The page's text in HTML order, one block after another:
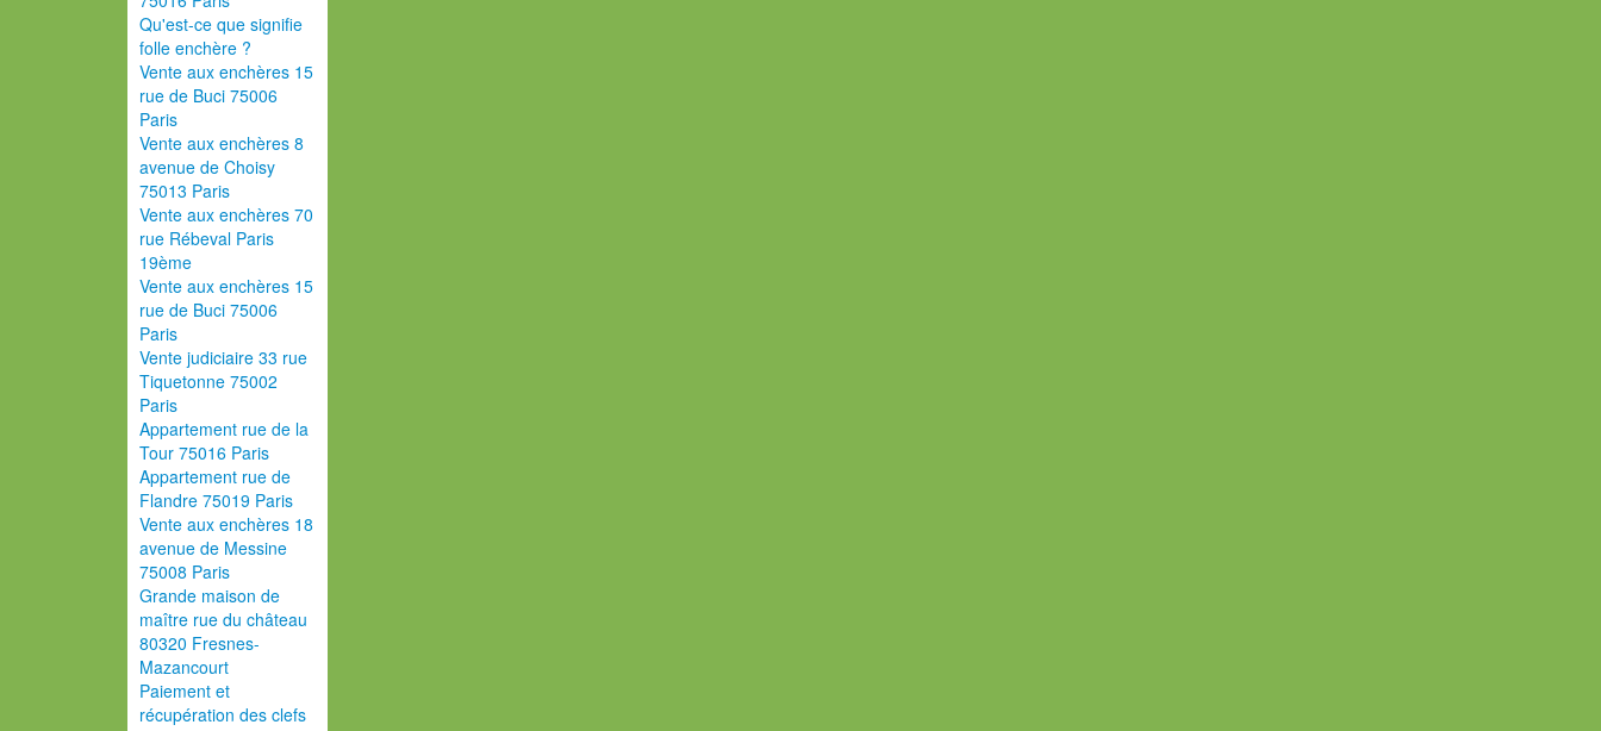
Qu'est-ce que signifie
folle enchère ?
Vente aux enchères 15
rue de Buci 75006
Paris
Vente aux enchères 8
avenue de Choisy
75013 Paris
Vente aux enchères 70
rue Rébeval Paris
19ème
Vente aux enchères 15
rue de Buci 75006
Paris
Vente judiciaire 33 rue
Tiquetonne 75002
Paris
Appartement rue de la
Tour 75016 Paris
Appartement rue de
Flandre 75019 Paris
Vente aux enchères 18
avenue de Messine
75008 Paris
Grande maison de
maître rue du château
80320 Fresnes-
Mazancourt
Paiement et
récupération des clefs